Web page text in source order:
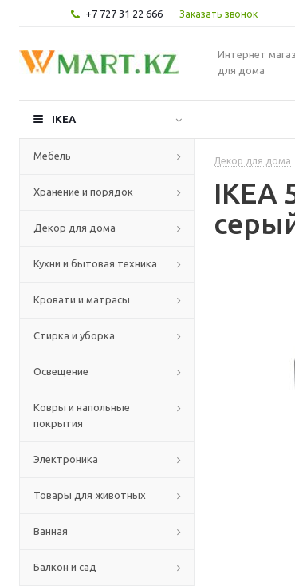
+7 727 31 22 666 Заказать звонок
Интернет
для дома
IKEA
Мебель
Хранение и порядок
Декор для дома
Кухни и бытовая техника
Кровати и матрасы
Стирка и уборка
Освещение
Ковры и напольные
покрытия
Электроника
Товары для животных
Ванная
Балкон и сад
Декор для дома
IKEA